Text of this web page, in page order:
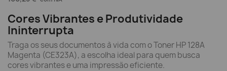
Cores Vibrantes e Produtividade
Ininterrupta
Traga os seus documentos à vida com o Toner HP 128A
Magenta (CE323A), a escolha ideal para quem busca
cores vibrantes e uma impressão eficiente.